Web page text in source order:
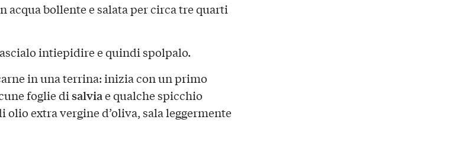
acqua bollente e salata per circa tre quarti
intiepidire e quindi spolpalo.
in una terrina: inizia con un primo
foglie disalviae qualche spicchio
extra vergine d’oliva, sala leggermente